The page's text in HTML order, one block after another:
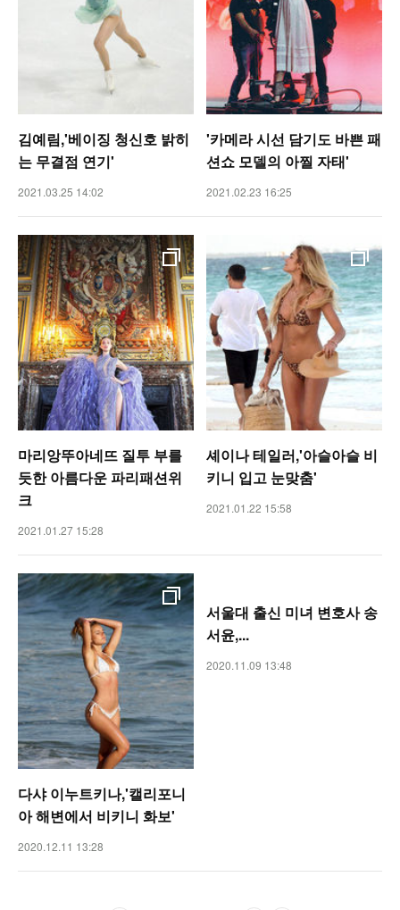
김예림,'베이징 청신호 밝히
는 무결점 연기'
2021.03.25 14:02
'카메라 시선 담기도 바쁜 패
션쇼 모델의 아찔 자태'
2021.02.23 16:25
마리앙뚜아네뜨 질투 부를
듯한 아름다운 파리패션위
크
2021.01.27 15:28
셰이나 테일러,'아슬아슬 비
키니 입고 눈맞춤'
2021.01.22 15:58
다샤 이누트키나,'캘리포니
아 해변에서 비키니 화보'
2020.12.11 13:28
서울대 출신 미녀 변호사 송
서윤,...
2020.11.09 13:48